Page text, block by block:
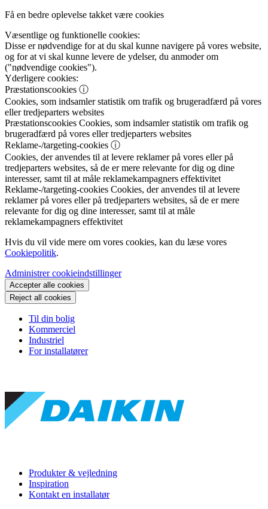
Få en bedre oplevelse takket være cookies
Væsentlige og funktionelle cookies:
Disse er nødvendige for at du skal kunne navigere på vores website,
og for at vi skal kunne levere de ydelser, du anmoder om
("nødvendige cookies").
Yderligere cookies:
Præstationscookies ⓘ
Cookies, som indsamler statistik om trafik og brugeradfærd på vores
eller tredjeparters websites
Præstationscookies Cookies, som indsamler statistik om trafik og
brugeradfærd på vores eller tredjeparters websites
Reklame-/targeting-cookies ⓘ
Cookies, der anvendes til at levere reklamer på vores eller på
tredjeparters websites, så de er mere relevante for dig og dine
interesser, samt til at måle reklamekampagners effektivitet
Reklame-/targeting-cookies Cookies, der anvendes til at levere
reklamer på vores eller på tredjeparters websites, så de er mere
relevante for dig og dine interesser, samt til at måle
reklamekampagners effektivitet
Hvis du vil vide mere om vores cookies, kan du læse vores
Cookiepolitik.
Administrer cookieindstillinger
Accepter alle cookies
Reject all cookies
Til din bolig
Kommerciel
Industriel
For installatører
Produkter & vejledning
Inspiration
Kontakt en installatør